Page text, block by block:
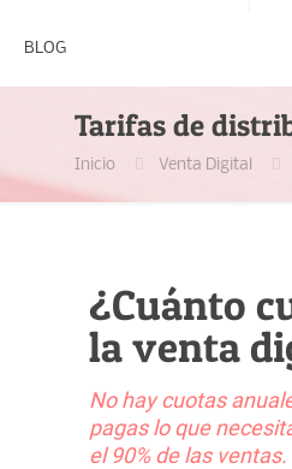
BLOG
Tarifas de
Inicio Venta Digital
¿Cuánto
la venta
No hay cuotas
pagas lo que
el 90% de las ventas.